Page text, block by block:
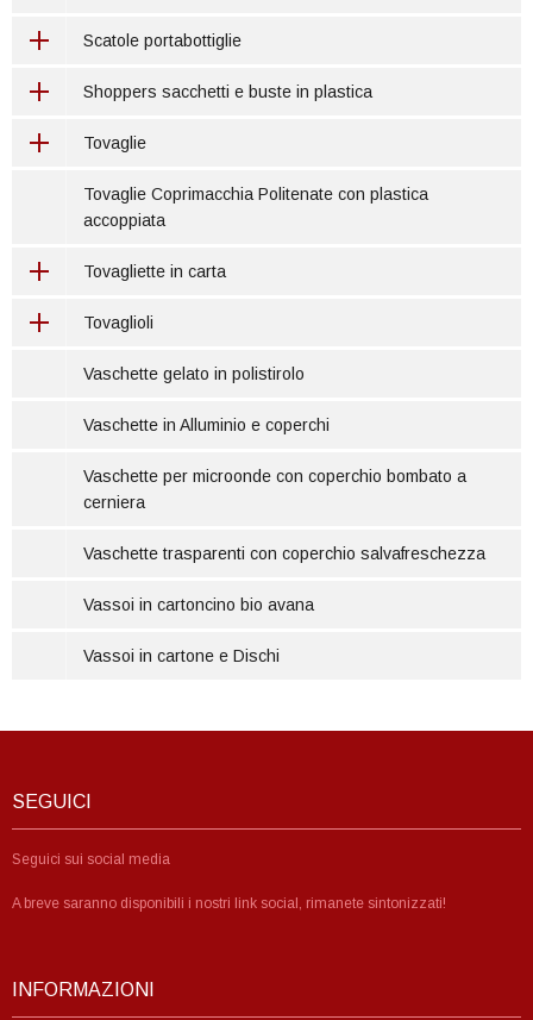
Scatole portabottiglie
Shoppers sacchetti e buste in plastica
Tovaglie
Tovaglie Coprimacchia Politenate con plastica
accoppiata
Tovagliette in carta
Tovaglioli
Vaschette gelato in polistirolo
Vaschette in Alluminio e coperchi
Vaschette per microonde con coperchio bombato a
cerniera
Vaschette trasparenti con coperchio salvafreschezza
Vassoi in cartoncino bio avana
Vassoi in cartone e Dischi
SEGUICI
Seguici sui social media
A breve saranno disponibili i nostri link social, rimanete sintonizzati!
INFORMAZIONI